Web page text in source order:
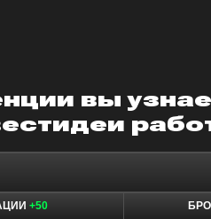
+50